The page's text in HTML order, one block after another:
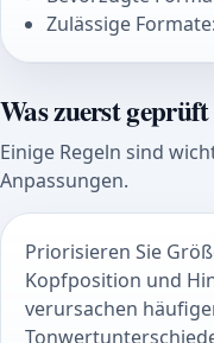
Zulässige
Was zuerst
Einige Regeln sind
Anpassungen.
Priorisieren Sie
Kopfposition und
verursachen